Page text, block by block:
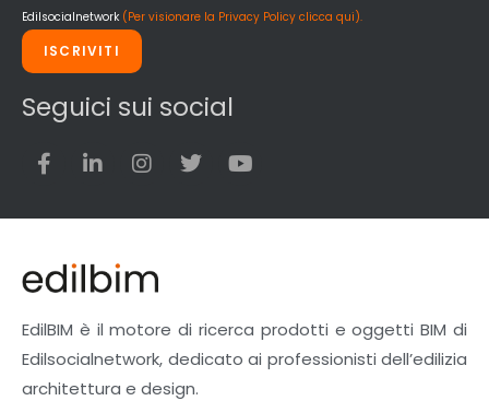
Edilsocialnetwork (Per visionare la Privacy Policy clicca qui).
ISCRIVITI
Seguici sui social
EdilBIM è il motore di ricerca prodotti e oggetti BIM di
Edilsocialnetwork, dedicato ai professionisti dell’edilizia
architettura e design.